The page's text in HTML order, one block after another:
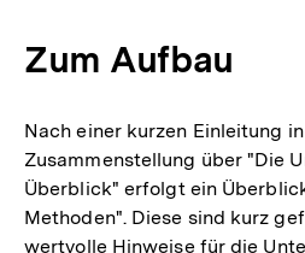
Zum Aufbau
Nach einer kurzen Einleitung
Zusammenstellung über "Die
Überblick" erfolgt ein
Methoden". Diese sind kurz
wertvolle Hinweise für die